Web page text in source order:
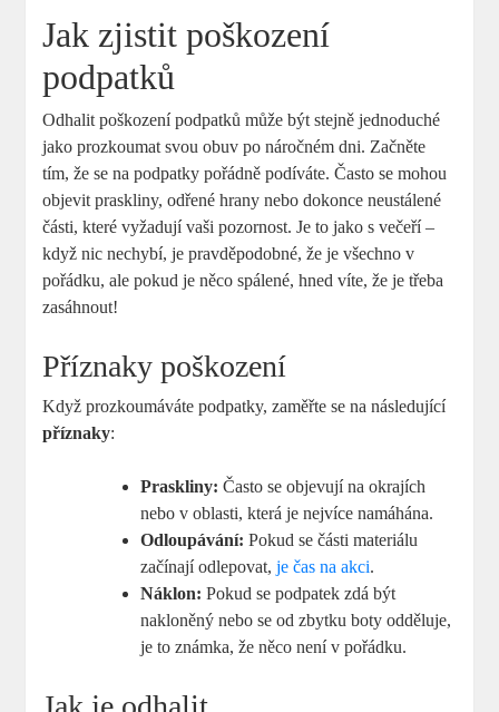
Jak zjistit poškození
podpatků
Odhalit poškození podpatků může být stejně jednoduché
jako prozkoumat svou obuv po náročném dni. Začněte
tím, že se na podpatky pořádně podíváte. Často se mohou
objevit praskliny, odřené hrany nebo dokonce neustálené
části, které vyžadují vaši pozornost. Je to jako s večeří –
když nic nechybí, je pravděpodobné, že je všechno v
pořádku, ale pokud je něco spálené, hned víte, že je třeba
zasáhnout!
Příznaky poškození
Když prozkoumáváte podpatky, zaměřte se na následující
příznaky:
Praskliny: Často se objevují na okrajích
nebo v oblasti, která je nejvíce namáhána.
Odloupávání: Pokud se části materiálu
začínají odlepovat,je čas na akci.
Náklon: Pokud se podpatek zdá být
nakloněný nebo se od zbytku boty odděluje,
je to známka, že něco není v pořádku.